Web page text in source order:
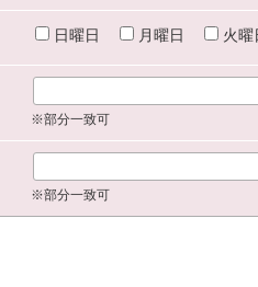
日曜日 月曜日 火曜
※部分一致可
※部分一致可